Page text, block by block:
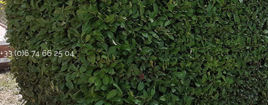
+33 (0)6 74 66 25 04